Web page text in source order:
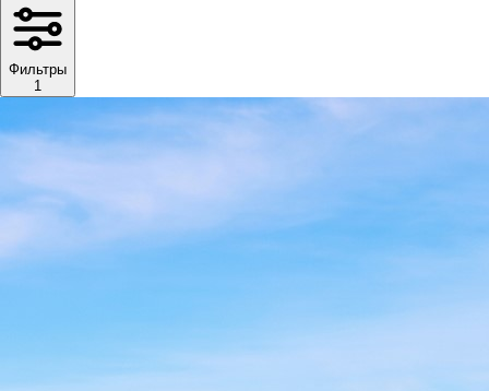
Фильтры
1